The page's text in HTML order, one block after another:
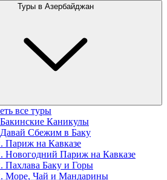
Туры в Азербайджан
все туры
Каникулы
Сбежим в Баку
Париж на Кавказе
Новогодний Париж на Кавказе
Пахлава Баку и Горы
Море, Чай и Мандарины